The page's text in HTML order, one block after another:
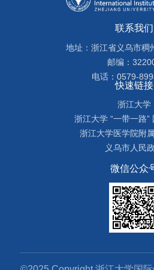
联系我们
地址：浙江省义乌市稠
邮编：
电话：0579-
快速链接
浙江大学
浙江大学 “一带一路”
浙江大学医学院附
义乌市人民
微信公众